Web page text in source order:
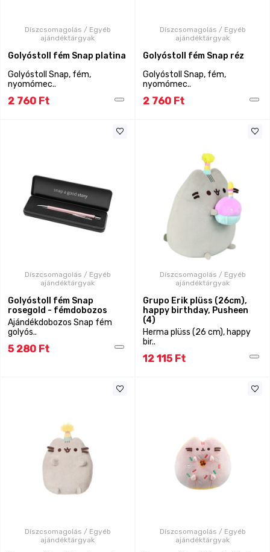
Díszcsomagolás / Egyéb
ajándéktárgyak
Golyóstoll fém Snap platina
Golyóstoll Snap, fém,
nyomómec..
2 760 Ft
Díszcsomagolás / Egyéb
ajándéktárgyak
Golyóstoll fém Snap réz
Golyóstoll Snap, fém,
nyomómec..
2 760 Ft
Díszcsomagolás / Egyéb
ajándéktárgyak
Golyóstoll fém Snap
rosegold - fémdobozos
Ajándékdobozos Snap fém
golyós..
5 280 Ft
Díszcsomagolás / Egyéb
ajándéktárgyak
Grupo Erik plüss (26cm),
happy birthday, Pusheen
(4)
Herma plüss (26 cm), happy
bir..
12 115 Ft
Díszcsomagolás / Egyéb
ajándéktárgyak
Díszcsomagolás / Egyéb
ajándéktárgyak